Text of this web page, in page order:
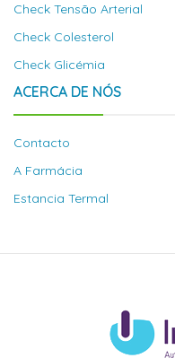
Check Tensão Arterial
Check Colesterol
Check Glicémia
ACERCA DE NÓS
Contacto
A Farmácia
Estancia Termal